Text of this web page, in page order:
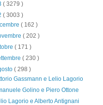
( 3279 )
( 3003 )
( 162 )
( 202 )
( 171 )
( 230 )
( 298 )
Gassmann e Lelio Lagorio
Golino e Piero Ottone
Lagorio e Alberto Antignani